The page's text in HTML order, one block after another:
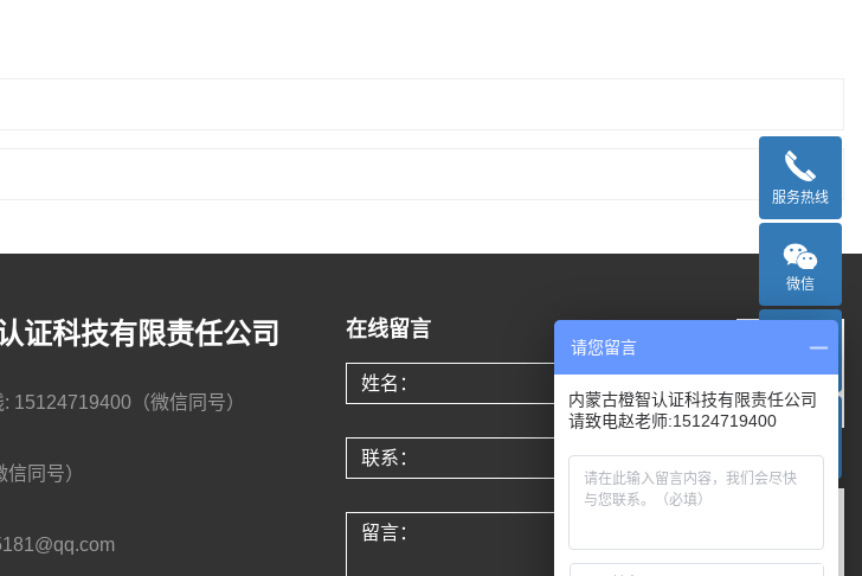
证科技有限责任公司
15124719400（微信同号）
同号）
在线留言
官方移动端
服务热线
微信
官网抖音
TOP
请您留言
内蒙古橙智认证科技有限责任公司
请致电赵老师:15124719400